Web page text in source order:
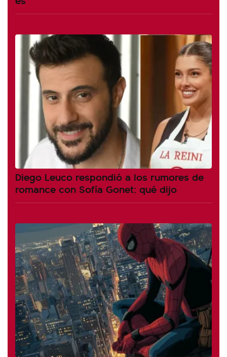
Diego Leuco respondió a los rumores de
romance con Sofía Gonet: qué dijo